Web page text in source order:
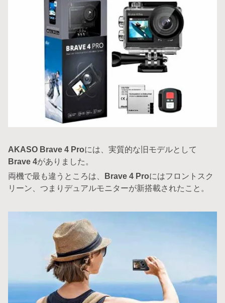
AKASO Brave 4 Proには、実質的な旧モデルとして
Brave 4がありました。
両機で最も違うところは、
Brave 4 Proにはフロントスク
リーン、つまりデュアルモニターが新搭載されたこと。